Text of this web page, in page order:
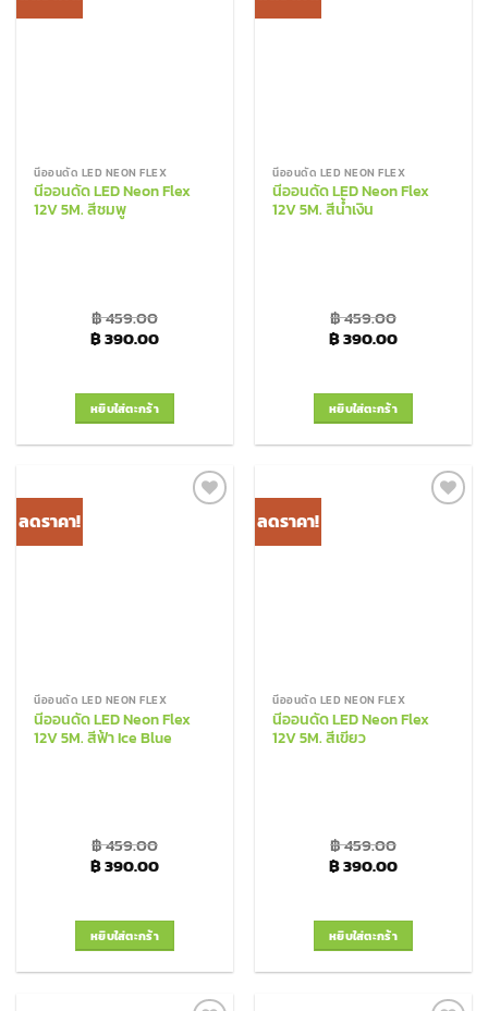
นีออนดัด LED NEON FLEX
นีออนดัด LED Neon Flex
12V 5M. สีชมพู
฿459.00
Original price was: ฿ 459.00.
฿390.00Current price is: ฿ 390.00.
หยิบใส่ตะกร้า
นีออนดัด LED NEON FLEX
นีออนดัด LED Neon Flex
12V 5M. สีน้ำเงิน
฿459.00
Original price was: ฿
฿390.00Current
หยิบใส่ตะกร้า
ลดราคา!
นีออนดัด LED NEON FLEX
นีออนดัด LED Neon Flex
12V 5M. สีฟ้า Ice Blue
฿459.00
Original price was: ฿ 459.00.
฿390.00Current price is: ฿ 390.00.
หยิบใส่ตะกร้า
ลดราคา!
นีออนดัด LED NEON FLEX
นีออนดัด LED Neon Flex
12V 5M. สีเขียว
฿459.00
Original price was: ฿
฿390.00Current
หยิบใส่ตะกร้า